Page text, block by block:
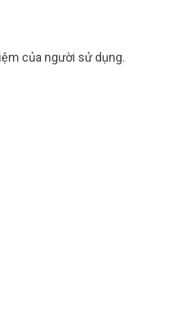
của người sử dụng.